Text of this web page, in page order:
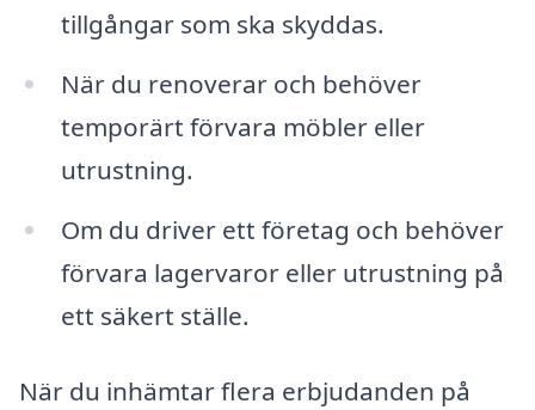
tillgångar som ska skyddas.
När du renoverar och behöver
temporärt förvara möbler eller
utrustning.
Om du driver ett företag och behöver
förvara lagervaror eller utrustning på
ett säkert ställe.
När du inhämtar flera erbjudanden på